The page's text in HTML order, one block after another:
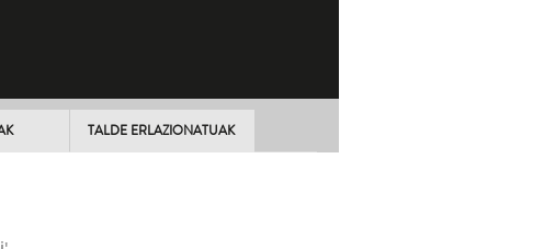
TALDE ERLAZIONATUAK